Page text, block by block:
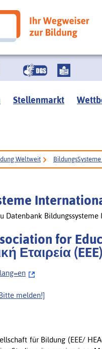
Stellenmarkt
Weltweit
Datenbank Bildungssysteme
for
Εταιρεία
melden!]
für Bildung (EEE/